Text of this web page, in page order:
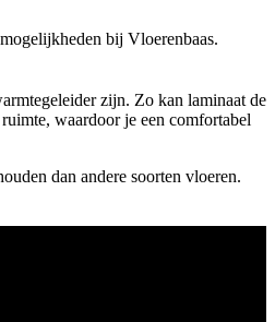
bij Vloerenbaas.
zijn. Zo kan laminaat de
waardoor je een comfortabel
dan andere soorten vloeren.